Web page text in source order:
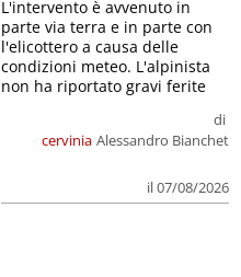
cervinia
di
Alessandro Bianchet
il 07/08/2026
L'intervento è avvenuto in
parte via terra e in parte con
l'elicottero a causa delle
condizioni meteo. L'alpinista
non ha riportato gravi ferite